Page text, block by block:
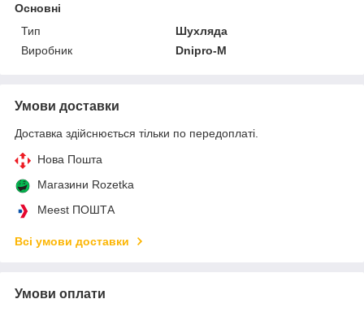
Основні
Тип
Шухляда
Виробник
Dnipro-M
Умови доставки
Доставка здійснюється тільки по передоплаті.
Нова Пошта
Магазини Rozetka
Meest ПОШТА
Всі умови доставки
Умови оплати